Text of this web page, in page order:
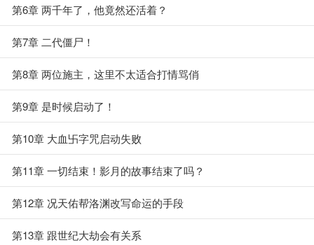
第6章 两千年了，他竟然还活着？
第7章 二代僵尸！
第8章 两位施主，这里不太适合打情骂俏
第9章 是时候启动了！
第10章 大血卐字咒启动失败
第11章 一切结束！影月的故事结束了吗？
第12章 况天佑帮洛渊改写命运的手段
第13章 跟世纪大劫会有关系